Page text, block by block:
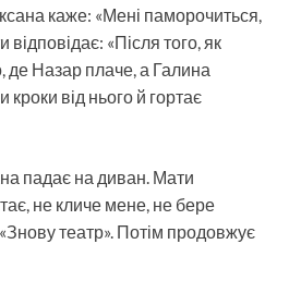
каже: «Мені паморочиться,
«Після того, як
де Назар плаче, а Галина
кроки від нього й гортає
падає на диван. Мати
не кличе мене, не бере
театр». Потім продовжує